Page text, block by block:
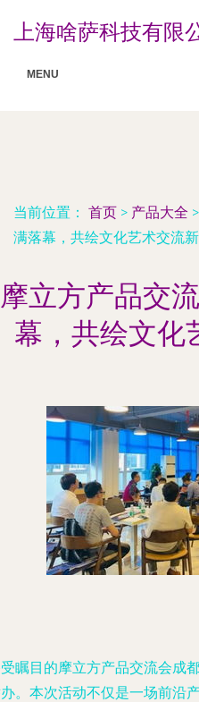
上海啥萨科技有限
MENU
当前位置： 首页 > 产品大全 >
满落幕，共绘文化艺术交流
摩立方产品交
幕，共绘文化
瞩目的摩立方产品交流会成
。本次活动不仅是一场前沿